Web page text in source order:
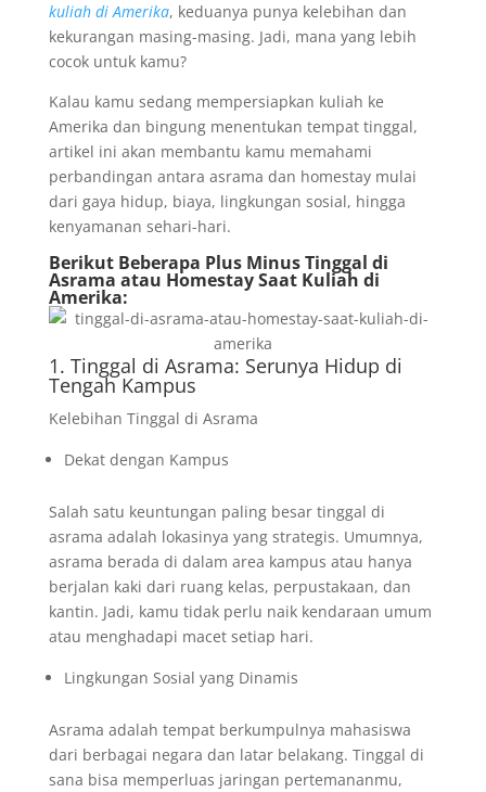
kuliah di Amerika, keduanya punya kelebihan dan
kekurangan masing-masing. Jadi, mana yang lebih
cocok untuk kamu?
Kalau kamu sedang mempersiapkan kuliah ke
Amerika dan bingung menentukan tempat tinggal,
artikel ini akan membantu kamu memahami
perbandingan antara asrama dan homestay mulai
dari gaya hidup, biaya, lingkungan sosial, hingga
kenyamanan sehari-hari.
Berikut Beberapa Plus Minus Tinggal di
Asrama atau Homestay Saat Kuliah di
Amerika:
1. Tinggal di Asrama: Serunya Hidup di
Tengah Kampus
Kelebihan Tinggal di Asrama
Dekat dengan Kampus
Salah satu keuntungan paling besar tinggal di
asrama adalah lokasinya yang strategis. Umumnya,
asrama berada di dalam area kampus atau hanya
berjalan kaki dari ruang kelas, perpustakaan, dan
kantin. Jadi, kamu tidak perlu naik kendaraan umum
atau menghadapi macet setiap hari.
Lingkungan Sosial yang Dinamis
Asrama adalah tempat berkumpulnya mahasiswa
dari berbagai negara dan latar belakang. Tinggal di
sana bisa memperluas jaringan pertemananmu,